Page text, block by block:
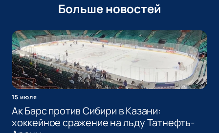
Больше новостей
15 июля
Ак Барс против Сибири в Казани:
хоккейное сражение на льду Татнефть-